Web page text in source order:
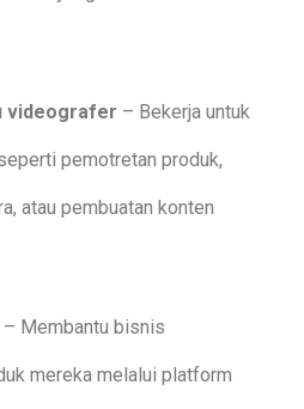
videografer – Bekerja untuk
pemotretan produk,
atau pembuatan konten
Membantu bisnis
mereka melalui platform